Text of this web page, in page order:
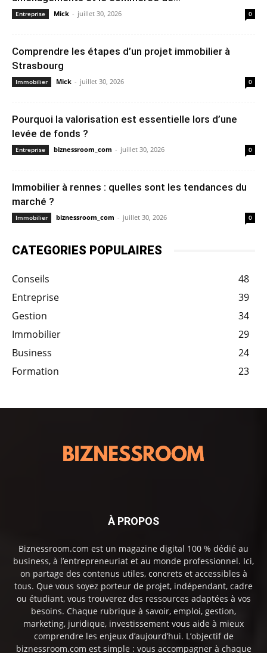
Entreprise Mick - juillet 30, 2026 0
Comprendre les étapes d’un projet immobilier à
Strasbourg
Immobilier Mick - juillet 30, 2026 0
Pourquoi la valorisation est essentielle lors d’une
levée de fonds ?
Entreprise biznessroom_com - juillet 30, 2026 0
Immobilier à rennes : quelles sont les tendances du
marché ?
Immobilier biznessroom_com - juillet 30, 2026 0
CATEGORIES POPULAIRES
Conseils
48
Entreprise
39
Gestion
34
Immobilier
29
Business
24
Formation
23
À PROPOS
Biznessroom.com est un magazine digital 100 % dédié au
business, à l’entrepreneuriat et au monde professionnel. Ici,
on partage des contenus utiles, concrets et accessibles à
tous. Que vous soyez porteur de projet, indépendant, cadre
ou étudiant, vous trouverez des ressources adaptées à vos
besoins. Chaque rubrique à savoir, emploi, gestion,
marketing, juridique, investissement vous aide à mieux
comprendre les enjeux d’aujourd’hui. L’objectif de
biznessroom.com est simple : vous accompagner à chaque